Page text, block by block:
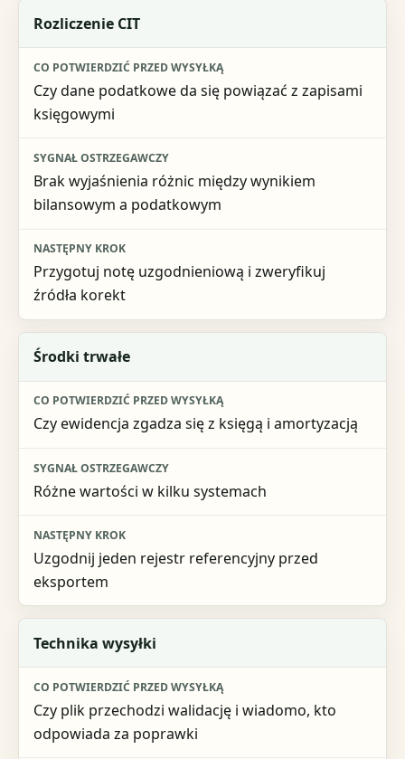
Rozliczenie CIT
Czy dane podatkowe da się powiązać z zapisami
księgowymi
Brak wyjaśnienia różnic między wynikiem
bilansowym a podatkowym
Przygotuj notę uzgodnieniową i zweryfikuj
źródła korekt
Środki trwałe
Czy ewidencja zgadza się z księgą i amortyzacją
Różne wartości w kilku systemach
Uzgodnij jeden rejestr referencyjny przed
eksportem
Technika wysyłki
Czy plik przechodzi walidację i wiadomo, kto
odpowiada za poprawki